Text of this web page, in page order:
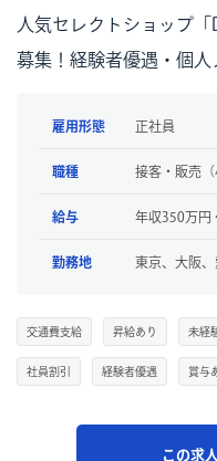
人気セレクトショップ
募集！経験者優遇・個
雇用形態 正社員
職種 接客・販売（
給与 年収350万円
勤務地 東京、大阪
交通費支給 昇給あり 未経
社員割引 経験者優遇 賞与
この求